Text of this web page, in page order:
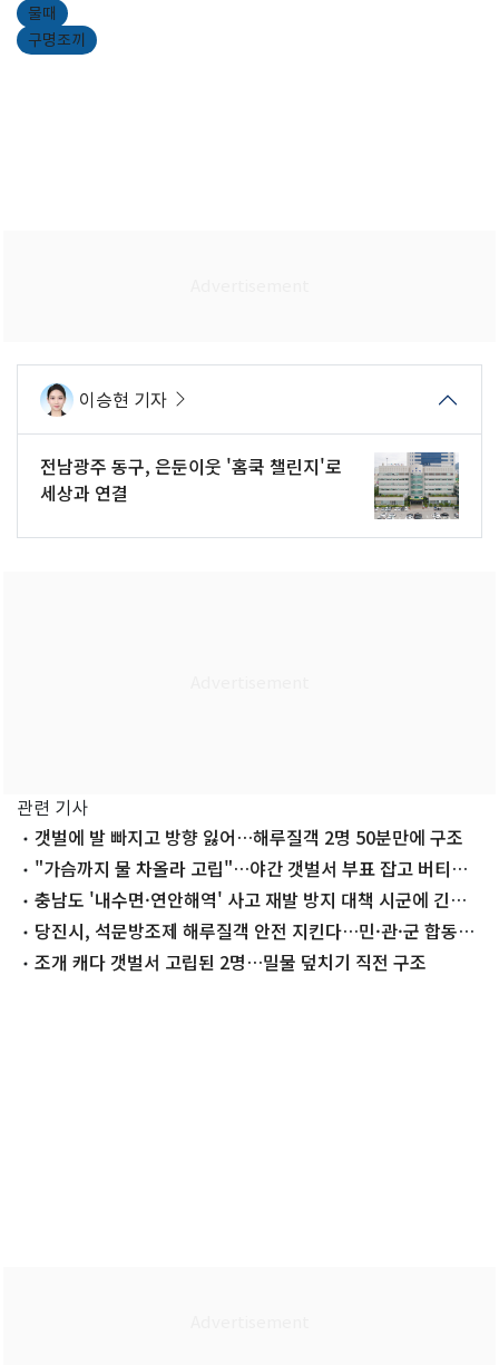
물때
구명조끼
이승현 기자
전남광주 동구, 은둔이웃 '홈쿡 챌린지'로
세상과 연결
관련 기사
갯벌에 발 빠지고 방향 잃어…해루질객 2명 50분만에 구조
"가슴까지 물 차올라 고립"…야간 갯벌서 부표 잡고 버티던
50대 구조
충남도 '내수면·연안해역' 사고 재발 방지 대책 시군에 긴급
전파당진시, 석문방조제 해루질객 안전 지킨다…민·관·군 합동순
찰 조개 캐다 갯벌서 고립된 2명…밀물 덮치기 직전 구조